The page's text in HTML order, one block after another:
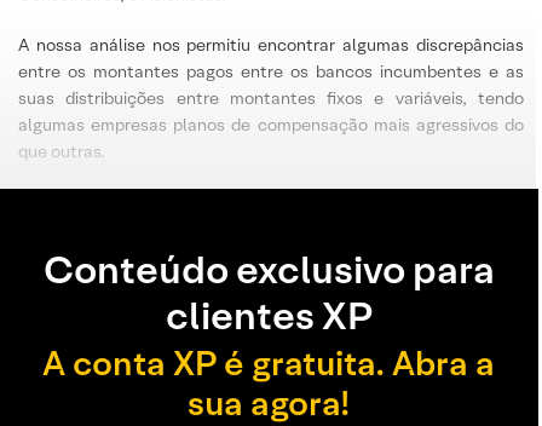
A nossa análise nos permitiu encontrar algumas discrepâncias
entre os montantes pagos entre os bancos incumbentes e as
suas distribuições entre montantes fixos e variáveis, tendo
algumas empresas planos de compensação mais agressivos do
que outras.
Conteúdo exclusivo para
clientes XP
A conta XP é gratuita. Abra a
sua agora!